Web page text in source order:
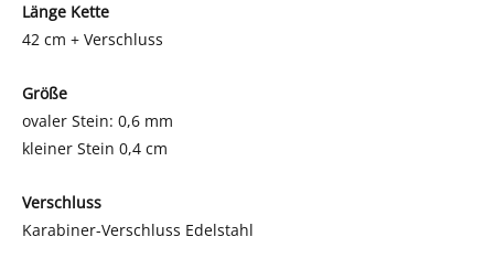
Länge Kette
42 cm + Verschluss
Größe
ovaler Stein: 0,6 mm
kleiner Stein 0,4 cm
Verschluss
Karabiner-Verschluss Edelstahl